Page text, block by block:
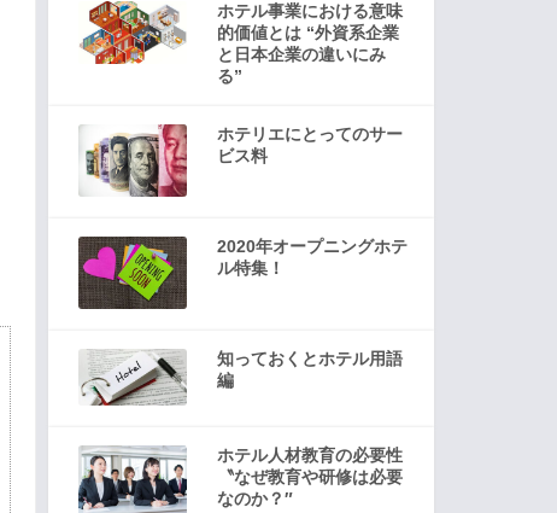
ホテル事業における意味
的価値とは “外資系企業
と日本企業の違いにみ
る”
ホテリエにとってのサー
ビス料
2020年オープニングホテ
ル特集！
知っておくとホテル用語
編
ホテル人材教育の必要性
〝なぜ教育や研修は必要
なのか？″